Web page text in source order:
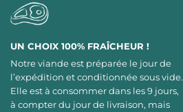
UN CHOIX 100% FRAÎCHEUR !
Notre viande est préparée le jour de
l’expédition et conditionnée sous vide.
Elle est à consommer dans les 9 jours,
à compter du jour de livraison, mais